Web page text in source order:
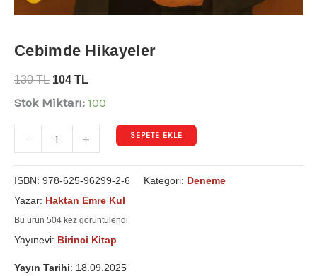
Cebimde Hikayeler
130TL 104 TL
Stok Miktarı: 100
- + SEPETE EKLE
ISBN: 978-625-96299-2-6 Kategori: Deneme
Yazar: Haktan Emre Kul
Bu ürün 504 kez görüntülendi
Yayınevi: Birinci Kitap
Yayın Tarihi: 18.09.2025